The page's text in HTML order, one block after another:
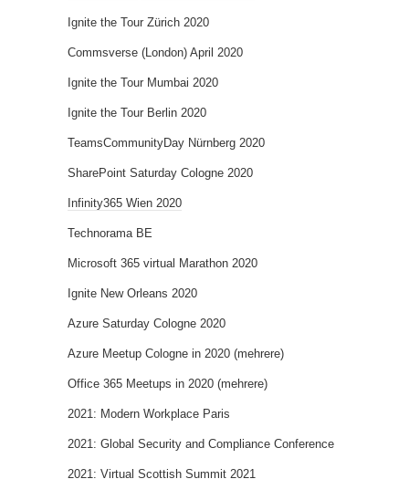
Ignite the Tour Zürich 2020
Commsverse (London) April 2020
Ignite the Tour Mumbai 2020
Ignite the Tour Berlin 2020
TeamsCommunityDay Nürnberg 2020
SharePoint Saturday Cologne 2020
Infinity365 Wien 2020
Technorama BE
Microsoft 365 virtual Marathon 2020
Ignite New Orleans 2020
Azure Saturday Cologne 2020
Azure Meetup Cologne in 2020 (mehrere)
Office 365 Meetups in 2020 (mehrere)
2021: Modern Workplace Paris
2021: Global Security and Compliance Conference
2021: Virtual Scottish Summit 2021